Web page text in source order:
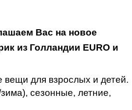
Вас на новое
из Голландии EURO и
для взрослых и детей.
сезонные, летние,